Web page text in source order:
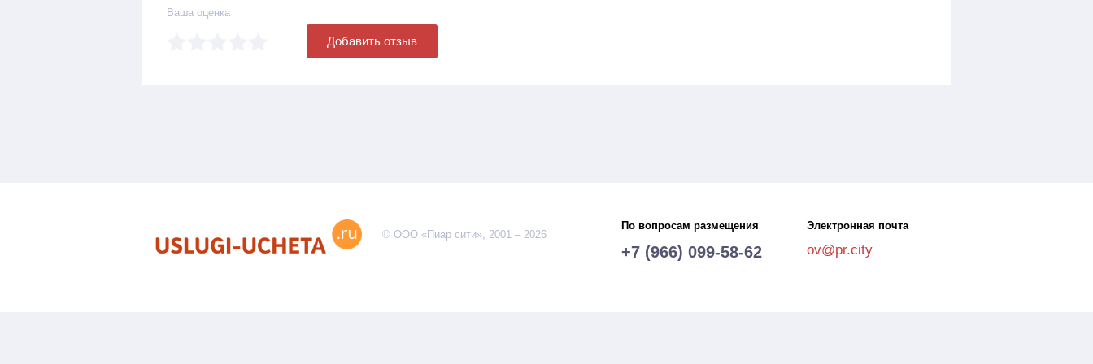
Ваша оценка
Добавить отзыв
© ООО «Пиар сити», 2001 – 2026
По вопросам размещения
+7 (966) 099-58-62
Электронная почта
ov@pr.city